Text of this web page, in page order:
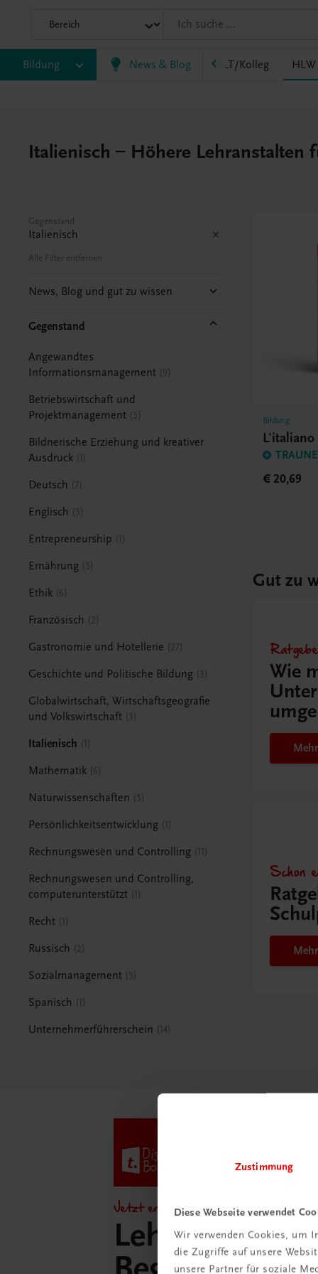
Zustimmung
Diese Webseite verwendet
Wir verwenden Cookies, um
die Zugriffe auf unsere
unsere Partner für soziale
Bildung News & Blog
HF/TFS HLM/HLK HLPS/FSB HLT/Kolleg HLW
Italienisch – Höhere Lehranstalten
Gegenstand
Italienisch
Alle Filter entfernen
News, Blog und gut zu wissen
Gegenstand
Angewandtes
Informationsmanagement 9
Betriebswirtschaft und
Projektmanagement
5
Bildnerische Erziehung und kreativer
Ausdruck 1
Deutsch 7
Englisch 5
Entrepreneurship 1
Ernährung 5
Ethik 6
Französisch 2
Gastronomie und Hotellerie 27
Geschichte und Politische Bildung 3
Globalwirtschaft, Wirtschaftsgeografie
und Volkswirtschaft
3
Italienisch 1
Mathematik 6
Naturwissenschaften 5
Persönlichkeitsentwicklung 1
Rechnungswesen und Controlling 11
Rechnungswesen und Controlling,
computerunterstützt 1
Recht 1
Russisch 2
Sozialmanagement 5
Spanisch 1
Unternehmerführerschein 14
Bildung
€ 20,69
Gut zu
Wie
Schon
Jetzt entdecken!
Lehrer/innen-